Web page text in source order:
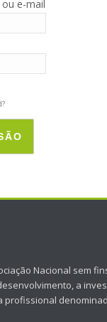
e-mail
Nacional sem
a
profissional